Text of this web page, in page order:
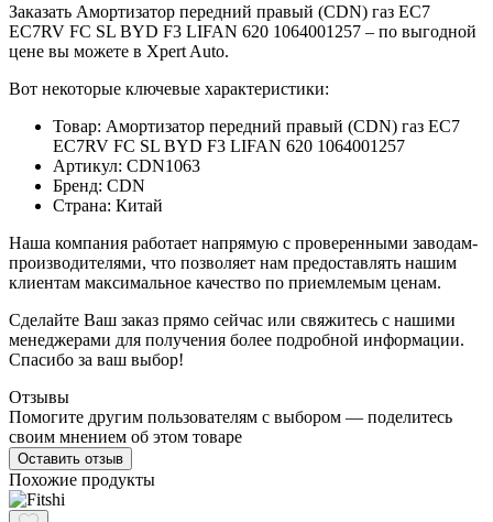
Заказать Амортизатор передний правый (CDN) газ EC7
EC7RV FC SL BYD F3 LIFAN 620 1064001257 – по выгодной
цене вы можете в Xpert Auto.
Вот некоторые ключевые характеристики:
Товар: Амортизатор передний правый (CDN) газ EC7
EC7RV FC SL BYD F3 LIFAN 620 1064001257
Артикул: CDN1063
Бренд: CDN
Страна: Китай
Наша компания работает напрямую с проверенными заводам-
производителями, что позволяет нам предоставлять нашим
клиентам максимальное качество по приемлемым ценам.
Сделайте Ваш заказ прямо сейчас или свяжитесь с нашими
менеджерами для получения более подробной информации.
Спасибо за ваш выбор!
Отзывы
Помогите другим пользователям с выбором — поделитесь
своим мнением об этом товаре
Оставить отзыв
Похожие продукты